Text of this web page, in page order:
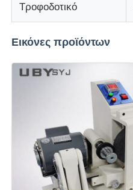
Τροφοδοτικό
Εικόνες προϊόντων